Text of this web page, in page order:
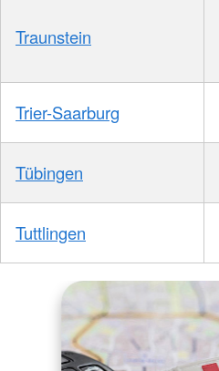
Traunstein
Trier-Saarburg
Tübingen
Tuttlingen